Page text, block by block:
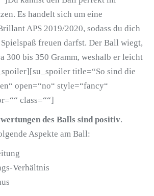
Es handelt sich um eine
APS 2019/2020, sodass du dich
freuen darfst. Der Ball wiegt,
300 bis 350 Gramm, weshalb er leicht
title=“So sind die
open=“no“ style=“fancy“
class=““]
des Balls sind positiv.
Aspekte am Ball:
Verhältnis